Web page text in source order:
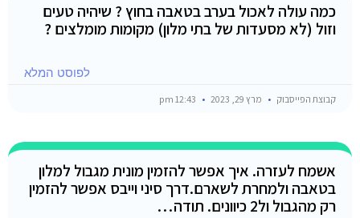
כמה עולה לאכול בערב בטאבה בחוץ ? שיהיה טעים
וזול (לא מסעדות של בתי מלון) מקומות מומלצים ?
לפוסט המלא
קבוצת הפייסבוק מרץ 29, 2023
אשמח לעזרה. איך אפשר להזמין מונית מגבול למלון
בטאבה ולמחרת לשארם.דרך סיני וייבס אפשר להזמין
רק מהגבול ול2 כיוונים. תודה…